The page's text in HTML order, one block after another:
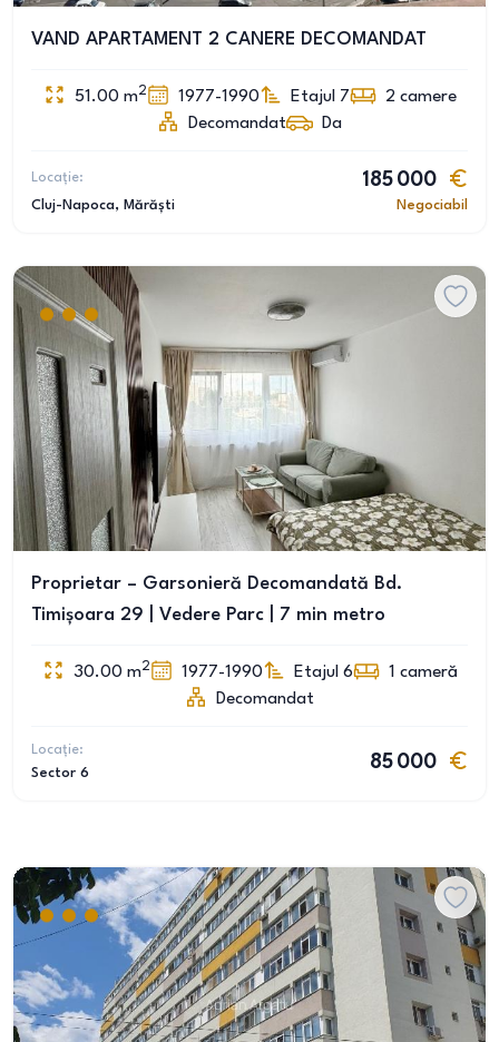
VAND APARTAMENT 2 CANERE DECOMANDAT
51.00 m2 1977-1990 Etajul 7 2 camere
Decomandat
Da
Locație:
Cluj-Napoca, Mărăști
185 000
Negociabil
Proprietar – Garsonieră Decomandată Bd.
Timișoara 29 | Vedere Parc | 7 min metro
30.00 m2 1977-1990 Etajul 6 1 cameră
Decomandat
Locație:
Sector 6
85 000